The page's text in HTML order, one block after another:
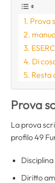
Prova
Di
Resta
Prova
La prova
profilo 49
Diritto